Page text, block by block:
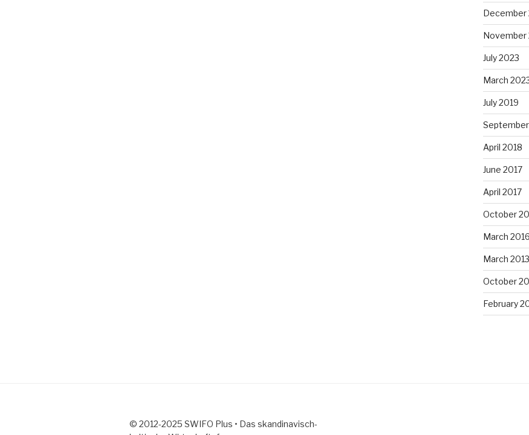
December
November
July 2023
March
July 2019
April 2018
June 2017
April 2017
October
March 2016
March 2013
October
February
© 2012-2025 SWIFO Plus • Das skandinavisch-